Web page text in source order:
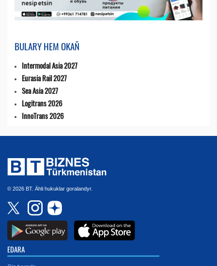
BULARY HEM OKAŇ
Intermodal Asia 2027
Eurasia Rail 2027
Sea Asia 2027
Logitrans 2026
InnoTrans 2026
© 2026 BT. Ähli hukuklar goralandyr.
EDARA